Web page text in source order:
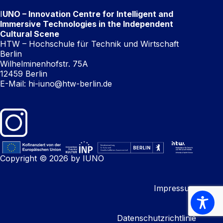
IUNO – Innovation Centre for Intelligent and
Immersive Technologies in the Independent
Cultural Scene
HTW – Hochschule für Technik und Wirtschaft
Berlin
Wilhelminenhofstr. 75A
12459 Berlin
E-Mail: hi-iuno@htw-berlin.de
Copyright © 2026 by IUNO
Impressum
Datenschutzrichtlinie